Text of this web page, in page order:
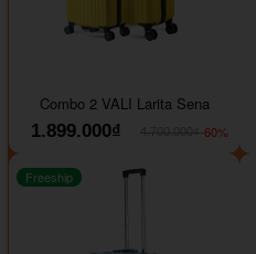
Combo 2 VALI Larita Sena
1.899.000₫
-60%
Freeship